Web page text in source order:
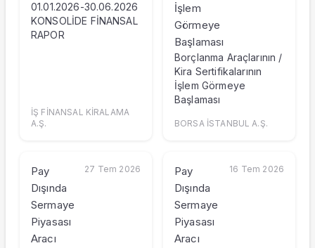
01.01.2026-30.06.2026
KONSOLİDE FİNANSAL
RAPOR
İŞ FİNANSAL KİRALAMA
A.Ş.
İşlem
Görmeye
Başlaması
Borçlanma Araçlarının /
Kira Sertifikalarının
İşlem Görmeye
Başlaması
BORSA İSTANBUL A.Ş.
Pay
Dışında
Sermaye
Piyasası
Aracı
27 Tem 2026
Pay
Dışında
Sermaye
Piyasası
Aracı
16 Tem 2026